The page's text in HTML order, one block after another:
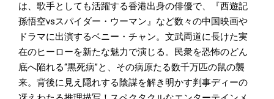
は、歌手としても活躍する香港出身の俳優で、『西遊記
孫悟空vsスパイダー・ウーマン』など数々の中国映画や
ドラマに出演するベニー・チャン。文武両道に長けた実
在のヒーローを新たな魅力で演じる。民衆を恐怖のどん
底へ陥れる“黒死病”と、その病原たる数千万匹の鼠の襲
来。背後に見え隠れする陰謀を解き明かす判事ディーの